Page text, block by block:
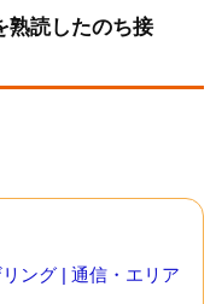
熟読したのち接
ング | 通信・エリア